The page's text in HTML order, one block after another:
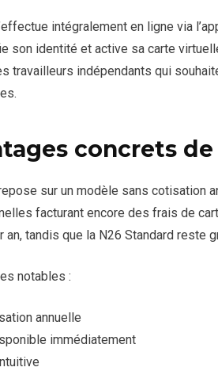
intégralement en ligne via
son identité et active sa carte
travailleurs indépendants qui
concrets de
sur un modèle sans cotisation
facturant encore des frais de
an, tandis que la N26 Standard reste
notables :
annuelle
immédiatement